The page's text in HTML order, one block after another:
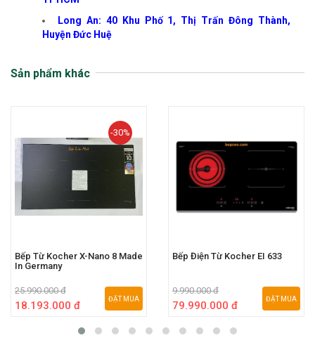
Long An: 40 Khu Phố 1, Thị Trấn Đông Thành,
Huyện Đức Huệ
Sản phẩm khác
-30%
Bếp Từ Kocher X-Nano 8 Made
In Germany
25.990.000 đ
18.193.000 đ
ĐẶT MUA
Bếp Điện Từ Kocher EI 633
9.990.000 đ
79.990.000 đ
ĐẶT MUA